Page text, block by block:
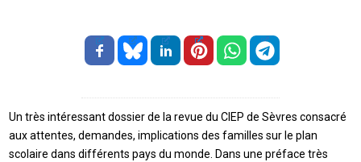
Un très intéressant dossier de la revue du CIEP de Sèvres consacré
aux attentes, demandes, implications des familles sur le plan
scolaire dans différents pays du monde. Dans une préface très